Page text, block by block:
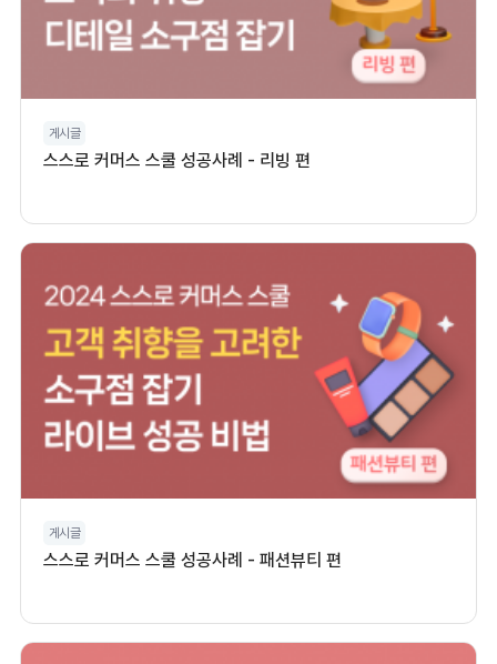
게시글
스스로 커머스 스쿨 성공사례 - 리빙 편
게시글
스스로 커머스 스쿨 성공사례 - 패션뷰티 편